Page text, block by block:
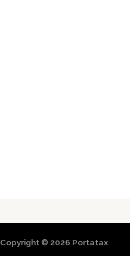
Copyright © 2026 Portatax